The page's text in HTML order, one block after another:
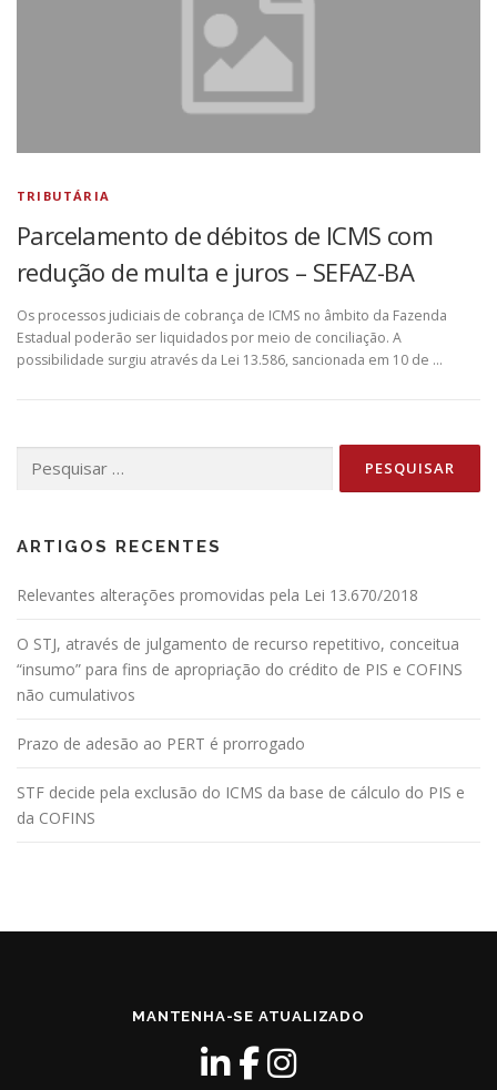
TRIBUTÁRIA
Parcelamento de débitos de ICMS com
redução de multa e juros – SEFAZ-BA
Os processos judiciais de cobrança de ICMS no âmbito da Fazenda
Estadual poderão ser liquidados por meio de conciliação. A
possibilidade surgiu através da Lei 13.586, sancionada em 10 de …
por:
ARTIGOS RECENTES
Relevantes alterações promovidas pela Lei 13.670/2018
O STJ, através de julgamento de recurso repetitivo, conceitua
“insumo” para fins de apropriação do crédito de PIS e COFINS
não cumulativos
Prazo de adesão ao PERT é prorrogado
STF decide pela exclusão do ICMS da base de cálculo do PIS e
da COFINS
MANTENHA-SE ATUALIZADO